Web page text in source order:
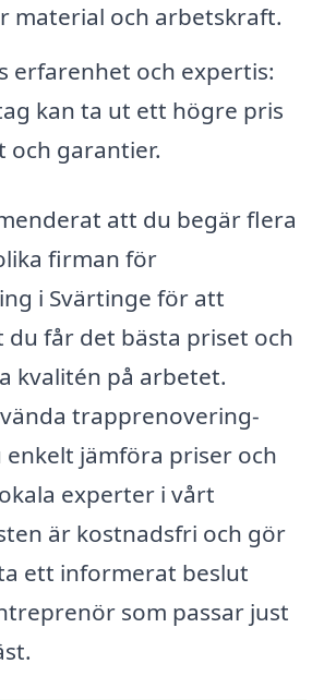
material och arbetskraft.
erfarenhet och expertis:
kan ta ut ett högre pris
och garantier.
att du begär flera
firman för
i Svärtinge för att
du får det bästa priset och
kvalitén på arbetet.
trapprenovering-
enkelt jämföra priser och
experter i vårt
är kostnadsfri och gör
ett informerat beslut
som passar just